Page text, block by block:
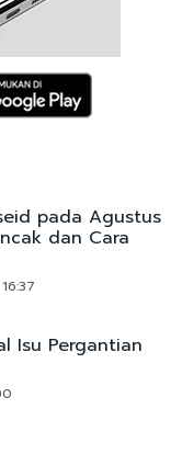
pada Agustus
dan Cara
Isu Pergantian